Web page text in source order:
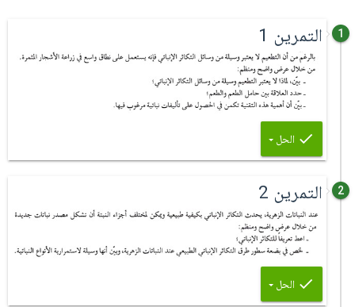
1 التمرين 1
الحل
2 التمرين 2
الحل